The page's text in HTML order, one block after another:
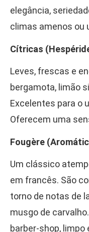
elegância,
climas amenos ou
Cítricas
Leves, frescas e
bergamota, limão
Excelentes para o
Oferecem uma
Fougère
Um clássico
em francês. São
torno de notas de
musgo de
barber-shop, limpo